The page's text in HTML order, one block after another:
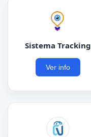
Sistema Tracking
Ver info